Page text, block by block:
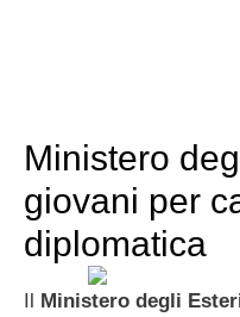
Ministero
giovani per
diplomatica
Ministero degli